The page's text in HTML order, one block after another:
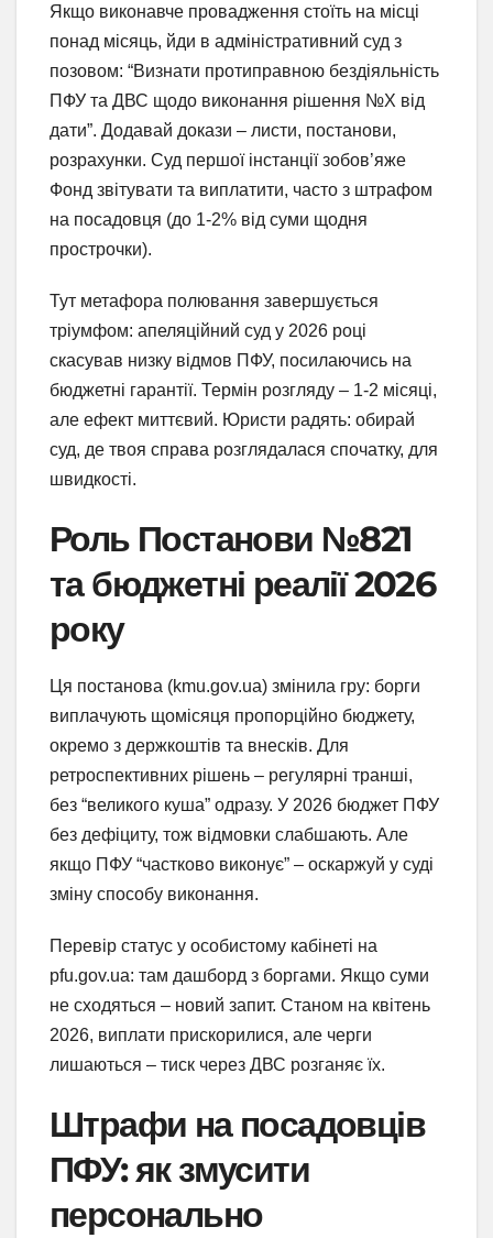
Якщо виконавче провадження стоїть на місці
понад місяць, йди в адміністративний суд з
позовом: “Визнати протиправною бездіяльність
ПФУ та ДВС щодо виконання рішення №Х від
дати”. Додавай докази – листи, постанови,
розрахунки. Суд першої інстанції зобов’яже
Фонд звітувати та виплатити, часто з штрафом
на посадовця (до 1-2% від суми щодня
прострочки).
Тут метафора полювання завершується
тріумфом: апеляційний суд у 2026 році
скасував низку відмов ПФУ, посилаючись на
бюджетні гарантії. Термін розгляду – 1-2 місяці,
але ефект миттєвий. Юристи радять: обирай
суд, де твоя справа розглядалася спочатку, для
швидкості.
Роль Постанови №821
та бюджетні реалії 2026
року
Ця постанова (kmu.gov.ua) змінила гру: борги
виплачують щомісяця пропорційно бюджету,
окремо з держкоштів та внесків. Для
ретроспективних рішень – регулярні транші,
без “великого куша” одразу. У 2026 бюджет ПФУ
без дефіциту, тож відмовки слабшають. Але
якщо ПФУ “частково виконує” – оскаржуй у суді
зміну способу виконання.
Перевір статус у особистому кабінеті на
pfu.gov.ua: там дашборд з боргами. Якщо суми
не сходяться – новий запит. Станом на квітень
2026, виплати прискорилися, але черги
лишаються – тиск через ДВС розганяє їх.
Штрафи на посадовців
ПФУ: як змусити
персонально